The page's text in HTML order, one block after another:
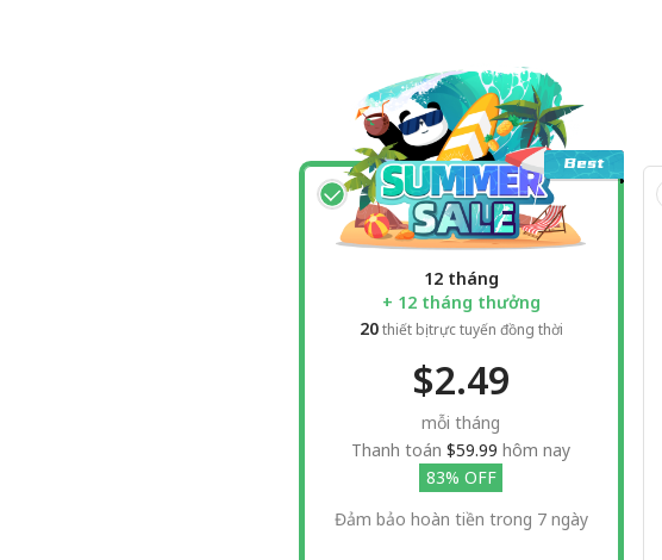
12 tháng
+ 12 tháng thưởng
20thiết bị trực tuyến đồng thời
$2.49
mỗi tháng
Thanh toán $59.99 hôm nay
83% OFF
Đảm bảo hoàn tiền trong 7 ngày